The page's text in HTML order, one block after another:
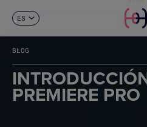
ES
FR
DE
IT
PT
BLOG
PREMIERE PRO